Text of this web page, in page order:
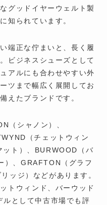
グッドイヤーウェルト製
知られています。
端正な佇まいと、長く履
ビジネスシューズとして
アルにも合わせやすい外
ツまで幅広く展開してお
えたブランドです。
（シャノン）、
（チェットウィン
ット）、BURWOOD（バ
）、GRAFTON（グラフ
ッジ）などがあります。
トウィンド、バーウッド
として中古市場でも評